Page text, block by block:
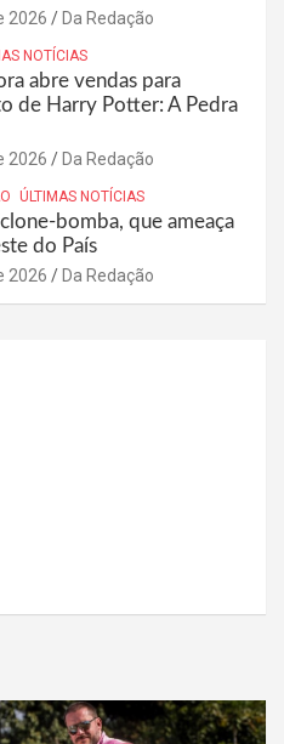
2026 Da Redação
NOTÍCIAS
abre vendas para
de Harry Potter: A Pedra
2026 Da Redação
ÚLTIMAS NOTÍCIAS
bomba, que ameaça
do País
2026 Da Redação